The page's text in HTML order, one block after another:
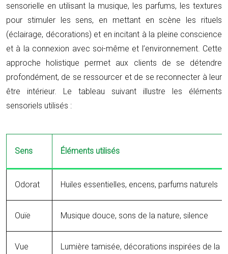
sensorielle en utilisant la musique, les parfums, les textures
pour stimuler les sens, en mettant en scène les rituels
(éclairage, décorations) et en incitant à la pleine conscience
et à la connexion avec soi-même et l’environnement. Cette
approche holistique permet aux clients de se détendre
profondément, de se ressourcer et de se reconnecter à leur
être intérieur. Le tableau suivant illustre les éléments
sensoriels utilisés :
Sens Éléments utilisés
Odorat Huiles essentielles, encens, parfums naturels
Ouïe Musique douce, sons de la nature, silence
Vue Lumière tamisée, décorations inspirées de la